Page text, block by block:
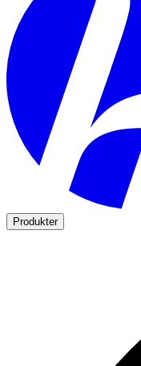
Produkter